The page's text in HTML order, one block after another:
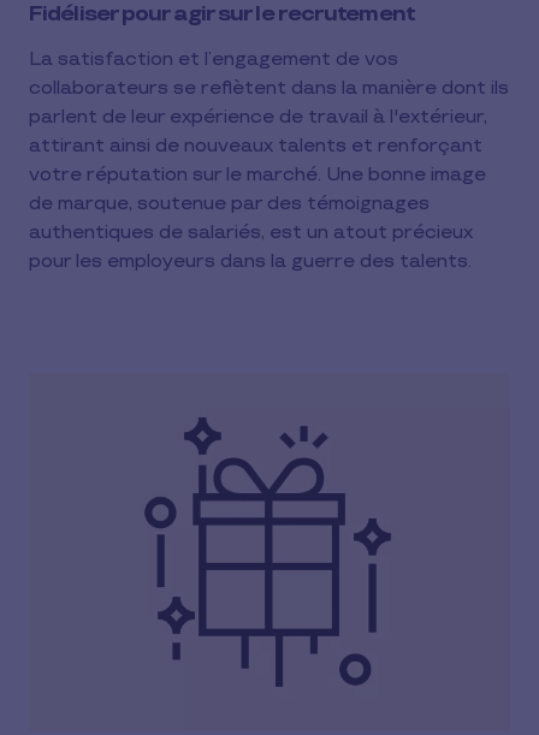
Fidéliser pour agir sur le recrutement
La satisfaction et l’engagement de vos
collaborateurs se reflètent dans la manière dont ils
parlent de leur expérience de travail à l'extérieur,
attirant ainsi de nouveaux talents et renforçant
votre réputation sur le marché. Une bonne image
de marque, soutenue par des témoignages
authentiques de salariés, est un atout précieux
pour les employeurs dans la guerre des talents.